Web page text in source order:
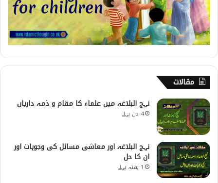
مقالات
نہج البلاغہ میں علماء کا مقام و ذمہ داریاں
4 دن پہلے
نہج البلاغہ اور معاشی مسائل کی وجوہات اور
ان کا حل
1 ہفتہ پہلے